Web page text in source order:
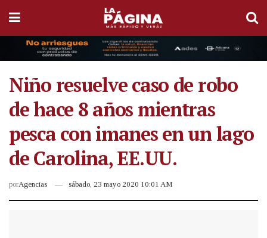
Niño resuelve caso de robo
de hace 8 años mientras
pesca con imanes en un lago
de Carolina, EE.UU.
porAgencias sábado, 23 mayo 2020 10:01 AM